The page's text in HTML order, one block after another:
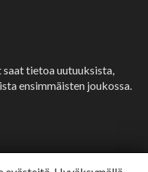
tietoa uutuuksista,
ensimmäisten joukossa.